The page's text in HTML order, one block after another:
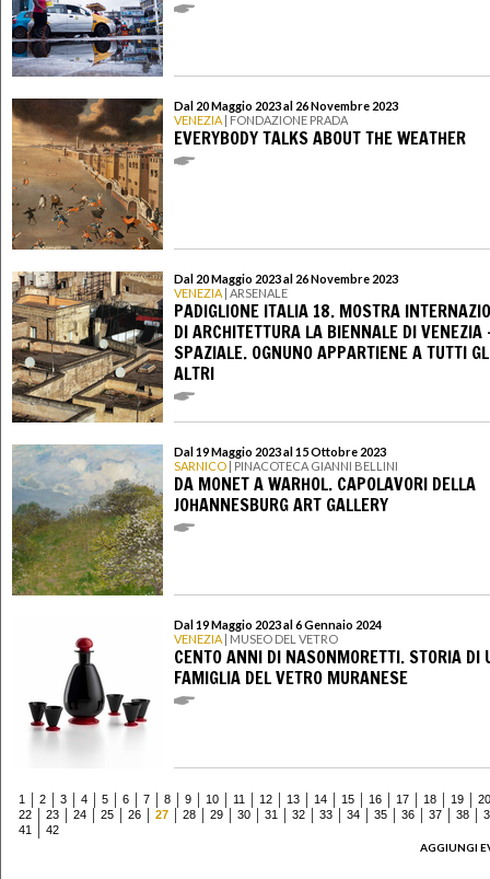
Dal 20 Maggio 2023 al 26 Novembre 2023
VENEZIA | FONDAZIONE PRADA
EVERYBODY TALKS ABOUT THE WEATHER
Dal 20 Maggio 2023 al 26 Novembre 2023
VENEZIA | ARSENALE
PADIGLIONE ITALIA 18. MOSTRA
DI ARCHITETTURA LA BIENNALE DI VENEZIA
SPAZIALE. OGNUNO APPARTIENE A TUTTI
ALTRI
Dal 19 Maggio 2023 al 15 Ottobre 2023
SARNICO | PINACOTECA GIANNI BELLINI
DA MONET A WARHOL. CAPOLAVORI DELLA
JOHANNESBURG ART GALLERY
Dal 19 Maggio 2023 al 6 Gennaio 2024
VENEZIA | MUSEO DEL VETRO
CENTO ANNI DI NASONMORETTI. STORIA DI
FAMIGLIA DEL VETRO MURANESE
1 2 3 4 5 6 7 8 9 10 11 12 13 14 15 16 17 18 19
20
22
23 24 25 26 27 28 29 30 31 32 33 34 35 36 37 38
41
42
AGGIUNGI